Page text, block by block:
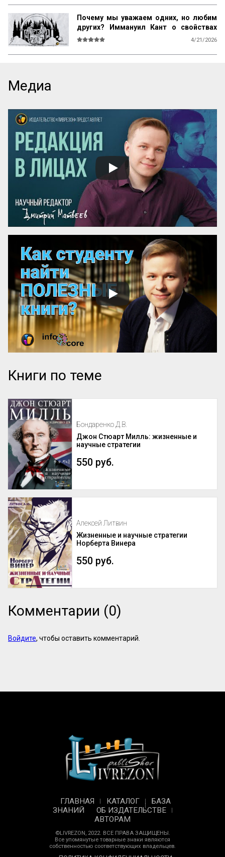
Почему мы уважаем одних, но любим
других? Иммануил Кант о свойствах
возвышенного и прекрасного
4/21/2026
добродетель бургомистра. Правдивость
и честность просты и благородны, шутка
и угодливая лесть тонки и красивы.
Учтивость украшение добродетели.
Бескорыстное служебное рвение
благородно, утонченность и вежливость
прекрасны. Возвышенные свойства
внушают уважение, прекрасные любовь.
Люди, чувство которых обращено
преимущественно на прекрасное, ищут
себе честных, вер...
Медиа
Книги по теме
Бондаренко Д.В.
Джон Стюарт Милль: жизненные и
научные стратегии
550 руб.
Алексей Литвин
Жизненные и научные стратегии
Норберта Винера
550 руб.
Комментарии (0)
Войдите, чтобы оставить комментарий.
ГЛАВНАЯ КАТАЛОГ
БАЗА
ЗНАНИЙ
ОБ ИЗДАТЕЛЬСТВЕ
АВТОРАМ
©LIVREZON, 2022. ВСЕ ПРАВА ЗАЩИЩЕНЫ.
Все упомянутые товарные знаки являются
собственностью соответствующих владельцев.